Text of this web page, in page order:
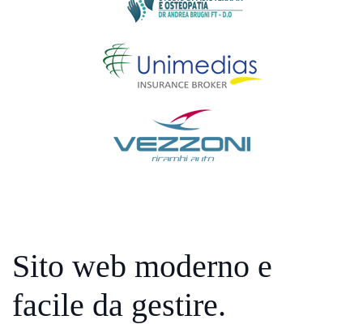
Sito web moderno e
facile da gestire.